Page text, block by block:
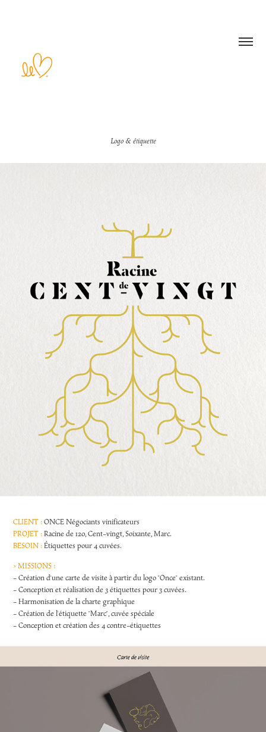
Logo & étiquette
CLIENT :ONCE Négociants vinificateurs
PROJET :Racine de 120, Cent-vingt, Soixante, Marc.
BESOIN :Étiquettes pour 4 cuvées.
> MISSIONS :
- Création d'une carte de visite à partir du logo "Once" existant.
- Conception et réalisation de 3 étiquettes pour 3 cuvées.
- Harmonisation de la charte graphique
- Création de l'étiquette "Marc", cuvée spéciale
- Conception et création des 4 contre-étiquettes